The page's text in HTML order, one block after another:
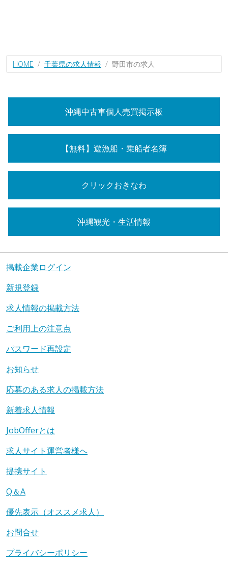
HOME 千葉県の求人情報 野田市の求人
沖縄中古車個人売買掲示板
【無料】遊漁船・乗船者名簿
クリックおきなわ
沖縄観光・生活情報
掲載企業ログイン
新規登録
求人情報の掲載方法
ご利用上の注意点
パスワード再設定
お知らせ
応募のある求人の掲載方法
新着求人情報
JobOfferとは
求人サイト運営者様へ
提携サイト
Q＆A
優先表示（オススメ求人）
お問合せ
プライバシーポリシー